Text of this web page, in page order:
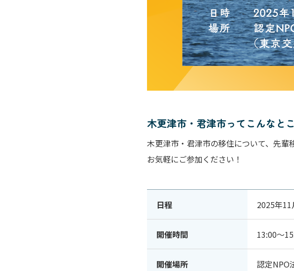
木更津市・君津市ってこんなと
木更津市・君津市の移住について、先輩
お気軽にご参加ください！
日程 2025年11
開催時間 13:00～
開催場所 認定NPO